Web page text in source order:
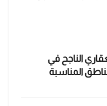
الناجح في
المناسبة